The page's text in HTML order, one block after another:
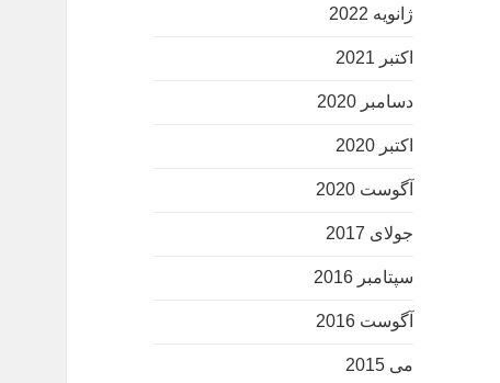
ژانویه 2022
اکتبر 2021
دسامبر 2020
اکتبر 2020
آگوست 2020
جولای 2017
سپتامبر 2016
آگوست 2016
می 2015